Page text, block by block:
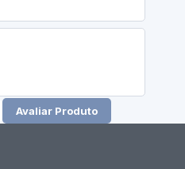
Avaliar Produto